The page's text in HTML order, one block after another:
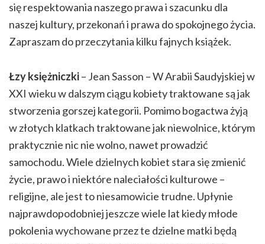
się respektowania naszego prawa i szacunku dla
naszej kultury, przekonań i prawa do spokojnego życia.
Zapraszam do przeczytania kilku fajnych książek.
Łzy księżniczki– Jean Sasson – W Arabii Saudyjskiej w
XXI wieku w dalszym ciągu kobiety traktowane są jak
stworzenia gorszej kategorii. Pomimo bogactwa żyją
w złotych klatkach traktowane jak niewolnice, którym
praktycznie nic nie wolno, nawet prowadzić
samochodu. Wiele dzielnych kobiet stara się zmienić
życie, prawo i niektóre naleciałości kulturowe –
religijne, ale jest to niesamowicie trudne. Upłynie
najprawdopodobniej jeszcze wiele lat kiedy młode
pokolenia wychowane przez te dzielne matki będą